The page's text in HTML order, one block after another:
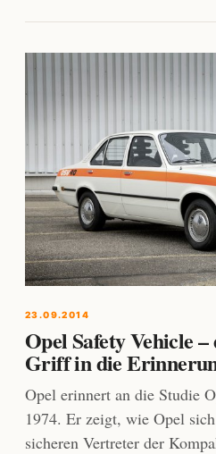
23.09.2014
Opel Safety Vehicle
Griff in die
Opel erinnert an die Studie
1974. Er zeigt, wie Opel
sicheren Vertreter der